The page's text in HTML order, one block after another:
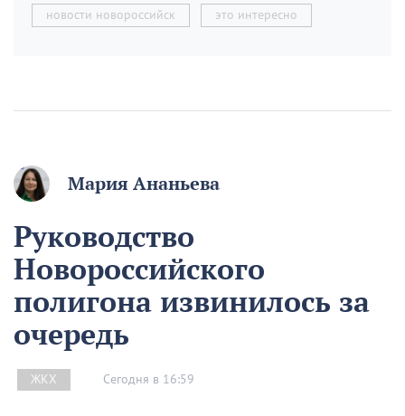
новости новороссийск это интересно
Мария Ананьева
Руководство
Новороссийского
полигона извинилось за
очередь
ЖКХ Сегодня в 16:59